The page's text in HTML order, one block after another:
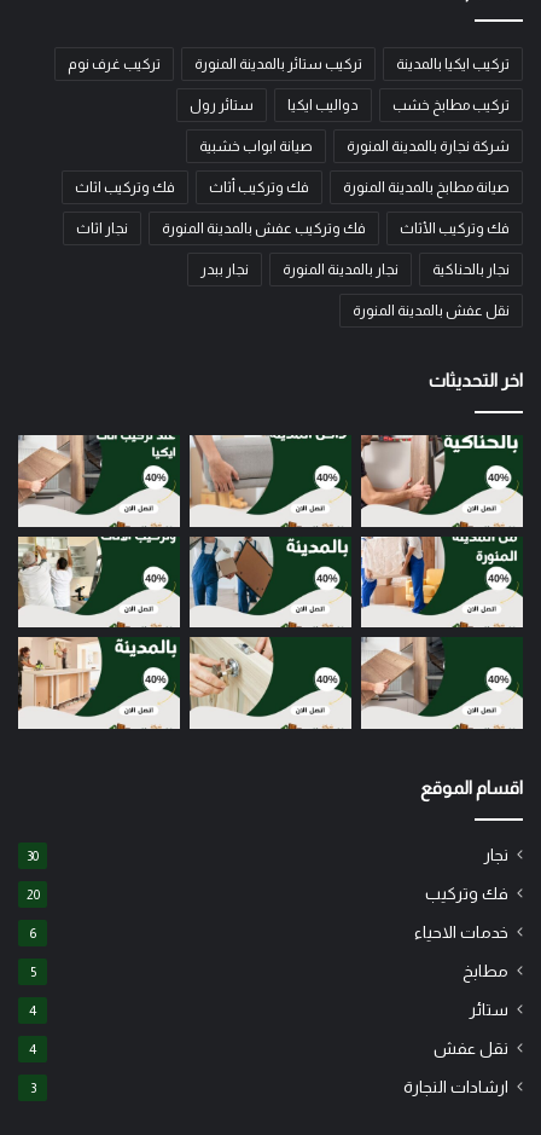
تركيب ايكيا بالمدينة تركيب ستائر بالمدينة المنورة تركيب غرف نوم
تركيب مطابخ خشب دواليب ايكيا ستائر رول
شركة نجارة بالمدينة المنورة صيانة ابواب خشبية
صيانة مطابخ بالمدينة المنورة فك وتركيب أثاث فك وتركيب اثاث
فك وتركيب الأثاث فك وتركيب عفش بالمدينة المنورة نجار اثاث
نجار بالحناكية نجار بالمدينة المنورة نجار ببدر
نقل عفش بالمدينة المنورة
اخر التحديثات
اقسام الموقع
نجار 30
فك وتركيب 20
خدمات الاحياء 6
مطابخ 5
ستائر 4
نقل عفش 4
ارشادات النجارة 3